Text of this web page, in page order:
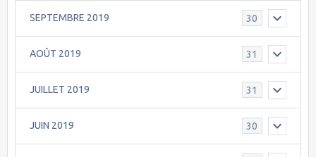
SEPTEMBRE 2019 30
AOÛT 2019 31
JUILLET 2019 31
JUIN 2019 30